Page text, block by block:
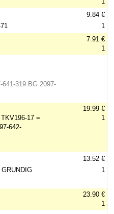
9.84 €
1
7.91 €
1
319 BG 2097-
17 =
642-
19.99 €
1
13.52 €
1
23.90 €
1